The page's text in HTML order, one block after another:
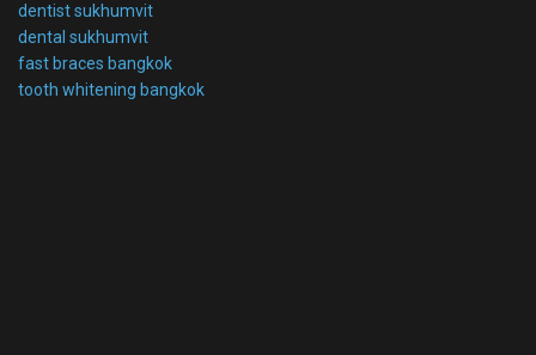
dentist sukhumvit
dental sukhumvit
fast braces bangkok
tooth whitening bangkok